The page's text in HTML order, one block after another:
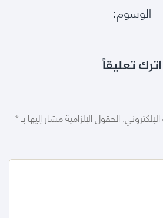
الوسوم:
اترك تعليقاً
الحقول الإلزامية مشار إليها بـ*